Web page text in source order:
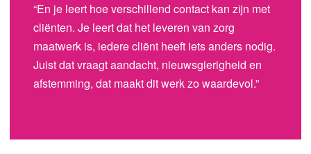
“En je leert hoe verschillend contact kan zijn met
cliënten. Je leert dat het leveren van zorg
maatwerk is, iedere cliënt heeft iets anders nodig.
Juist dat vraagt aandacht, nieuwsgierigheid en
afstemming, dat maakt dit werk zo waardevol.”